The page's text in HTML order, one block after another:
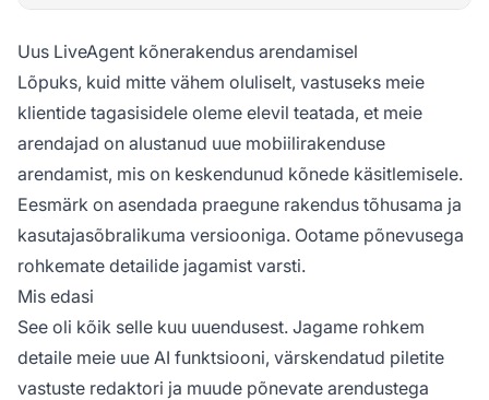
Uus LiveAgent kõnerakendus arendamisel
Lõpuks, kuid mitte vähem oluliselt, vastuseks meie
klientide tagasisidele oleme elevil teatada, et meie
arendajad on alustanud uue mobiilirakenduse
arendamist, mis on keskendunud kõnede käsitlemisele.
Eesmärk on asendada praegune rakendus tõhusama ja
kasutajasõbralikuma versiooniga. Ootame põnevusega
rohkemate detailide jagamist varsti.
Mis edasi
See oli kõik selle kuu uuendusest. Jagame rohkem
detaile meie uue AI funktsiooni, värskendatud piletite
vastuste redaktori ja muude põnevate arendustega